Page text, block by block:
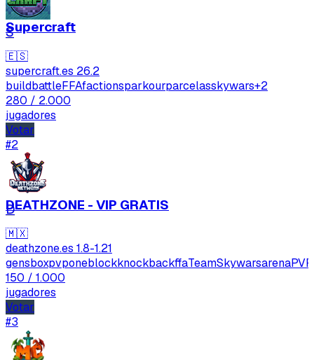
S
Supercraft
🇪🇸
supercraft.es 26.2
buildbattleFFAfactionsparkourparcelasskywars+2
280 / 2.000
jugadores
Votar
#2
D
DEATHZONE - VIP GRATIS
🇲🇽
deathzone.es 1.8-1.21
gensboxpvponeblockknockbackffaTeamSkywarsarenaPVP
150 / 1.000
jugadores
Votar
#3